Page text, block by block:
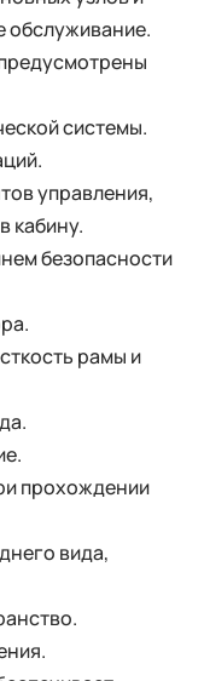
обслуживание.
системы.
управления,
кабину.
безопасности
рамы и
прохождении
вида,